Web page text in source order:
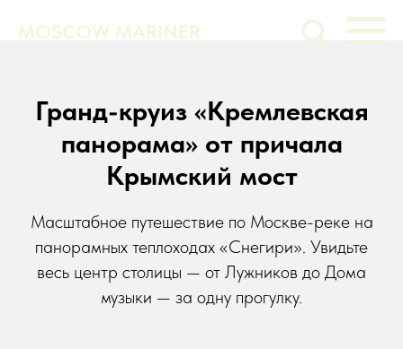
MOSCOW MARINER
Гранд-круиз «Кремлевская
панорама» от причала
Крымский мост
Масштабное путешествие по Москве-реке на
панорамных теплоходах «Снегири». Увидьте
весь центр столицы — от Лужников до Дома
музыки — за одну прогулку.